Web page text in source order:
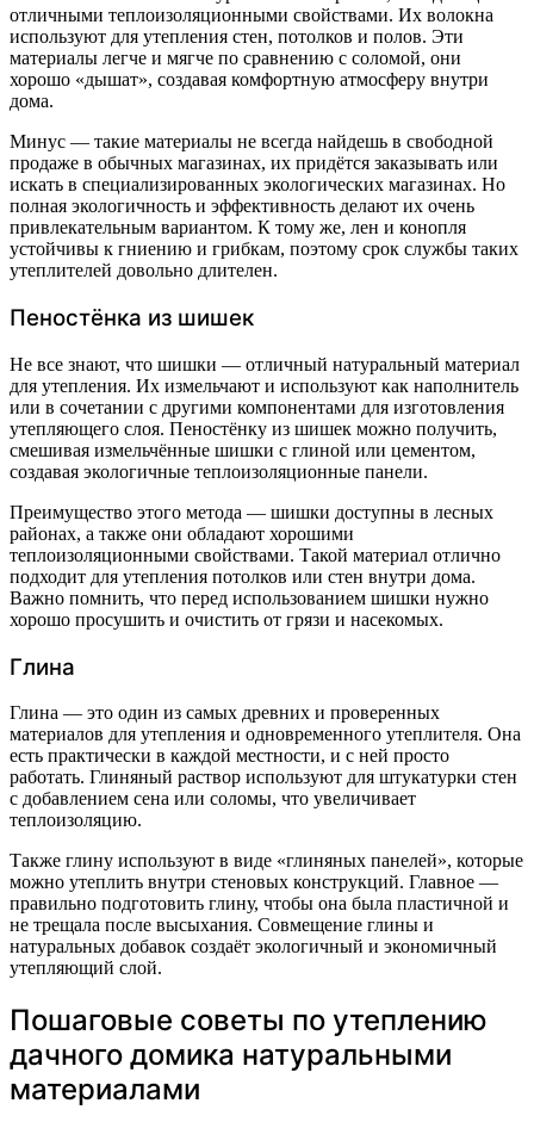
отличными теплоизоляционными свойствами. Их волокна
используют для утепления стен, потолков и полов. Эти
материалы легче и мягче по сравнению с соломой, они
хорошо «дышат», создавая комфортную атмосферу внутри
дома.
Минус — такие материалы не всегда найдешь в свободной
продаже в обычных магазинах, их придётся заказывать или
искать в специализированных экологических магазинах. Но
полная экологичность и эффективность делают их очень
привлекательным вариантом. К тому же, лен и конопля
устойчивы к гниению и грибкам, поэтому срок службы таких
утеплителей довольно длителен.
Пеностёнка из шишек
Не все знают, что шишки — отличный натуральный материал
для утепления. Их измельчают и используют как наполнитель
или в сочетании с другими компонентами для изготовления
утепляющего слоя. Пеностёнку из шишек можно получить,
смешивая измельчённые шишки с глиной или цементом,
создавая экологичные теплоизоляционные панели.
Преимущество этого метода — шишки доступны в лесных
районах, а также они обладают хорошими
теплоизоляционными свойствами. Такой материал отлично
подходит для утепления потолков или стен внутри дома.
Важно помнить, что перед использованием шишки нужно
хорошо просушить и очистить от грязи и насекомых.
Глина
Глина — это один из самых древних и проверенных
материалов для утепления и одновременного утеплителя. Она
есть практически в каждой местности, и с ней просто
работать. Глиняный раствор используют для штукатурки стен
с добавлением сена или соломы, что увеличивает
теплоизоляцию.
Также глину используют в виде «глиняных панелей», которые
можно утеплить внутри стеновых конструкций. Главное —
правильно подготовить глину, чтобы она была пластичной и
не трещала после высыхания. Совмещение глины и
натуральных добавок создаёт экологичный и экономичный
утепляющий слой.
Пошаговые советы по утеплению
дачного домика натуральными
материалами